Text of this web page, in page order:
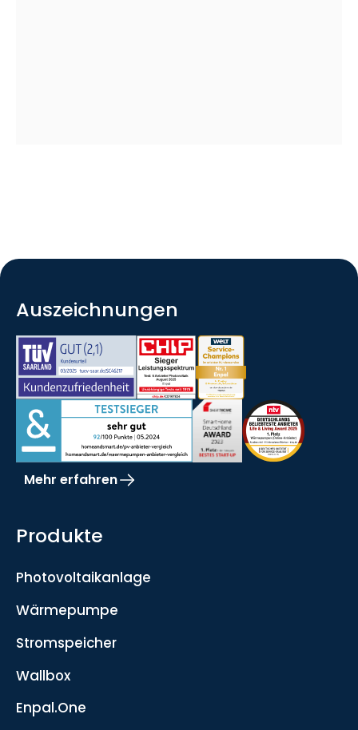
Auszeichnungen
Mehr erfahren
Produkte
Photovoltaikanlage
Wärmepumpe
Stromspeicher
Wallbox
Enpal.One